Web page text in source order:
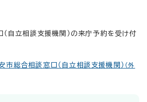
自立相談支援機関）の来庁予約を受け付
安市総合相談窓口（自立相談支援機関） （外